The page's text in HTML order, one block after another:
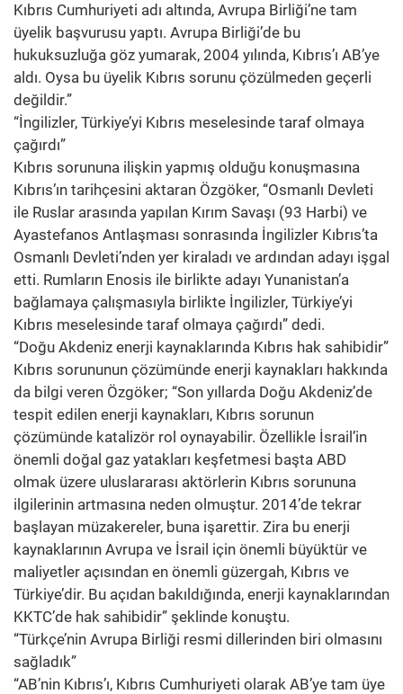
Kıbrıs Cumhuriyeti adı altında, Avrupa Birliği’ne tam
üyelik başvurusu yaptı. Avrupa Birliği’de bu
hukuksuzluğa göz yumarak, 2004 yılında, Kıbrıs’ı AB’ye
aldı. Oysa bu üyelik Kıbrıs sorunu çözülmeden geçerli
değildir.”
“İngilizler, Türkiye’yi Kıbrıs meselesinde taraf olmaya
çağırdı”
Kıbrıs sorununa ilişkin yapmış olduğu konuşmasına
Kıbrıs’ın tarihçesini aktaran Özgöker, “Osmanlı Devleti
ile Ruslar arasında yapılan Kırım Savaşı (93 Harbi) ve
Ayastefanos Antlaşması sonrasında İngilizler Kıbrıs’ta
Osmanlı Devleti’nden yer kiraladı ve ardından adayı işgal
etti. Rumların Enosis ile birlikte adayı Yunanistan’a
bağlamaya çalışmasıyla birlikte İngilizler, Türkiye’yi
Kıbrıs meselesinde taraf olmaya çağırdı” dedi.
“Doğu Akdeniz enerji kaynaklarında Kıbrıs hak sahibidir”
Kıbrıs sorununun çözümünde enerji kaynakları hakkında
da bilgi veren Özgöker; “Son yıllarda Doğu Akdeniz’de
tespit edilen enerji kaynakları, Kıbrıs sorunun
çözümünde katalizör rol oynayabilir. Özellikle İsrail’in
önemli doğal gaz yatakları keşfetmesi başta ABD
olmak üzere uluslararası aktörlerin Kıbrıs sorununa
ilgilerinin artmasına neden olmuştur. 2014’de tekrar
başlayan müzakereler, buna işarettir. Zira bu enerji
kaynaklarının Avrupa ve İsrail için önemli büyüktür ve
maliyetler açısından en önemli güzergah, Kıbrıs ve
Türkiye’dir. Bu açıdan bakıldığında, enerji kaynaklarından
KKTC’de hak sahibidir” şeklinde konuştu.
“Türkçe’nin Avrupa Birliği resmi dillerinden biri olmasını
sağladık”
“AB’nin Kıbrıs’ı, Kıbrıs Cumhuriyeti olarak AB’ye tam üye